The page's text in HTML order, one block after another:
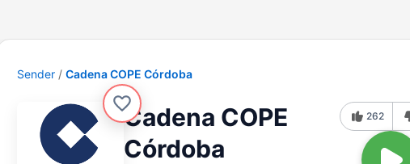
Sender Cadena COPE Córdoba
Cadena COPE
Córdoba
262